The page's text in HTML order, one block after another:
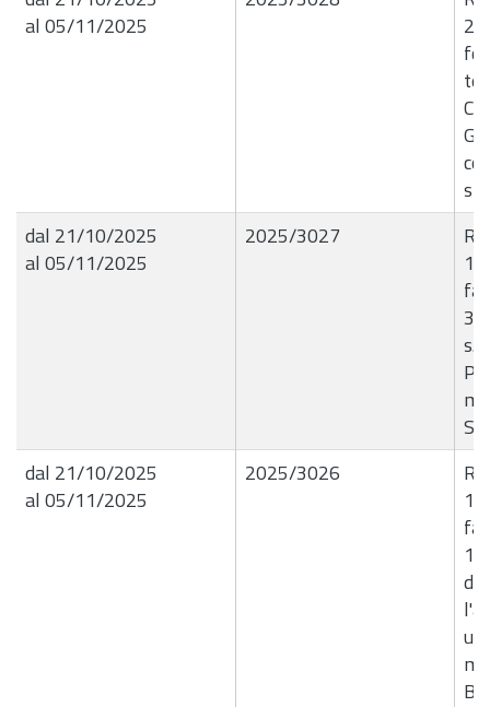
al 05/11/2025
dal 21/10/2025
al 05/11/2025
2025/3027
dal 21/10/2025
al 05/11/2025
2025/3026